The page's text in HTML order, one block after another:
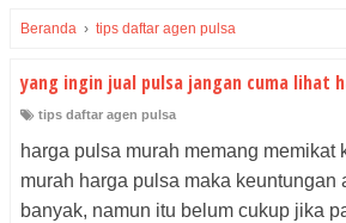
Beranda › tips daftar agen pulsa
yang ingin jual pulsa jangan cuma lihat
tips daftar agen pulsa
harga pulsa murah memang memikat
murah harga pulsa maka keuntungan
banyak, namun itu belum cukup jika